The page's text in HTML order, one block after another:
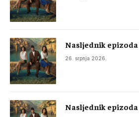
Nasljednik epizoda
26. srpnja 2026.
Nasljednik epizoda